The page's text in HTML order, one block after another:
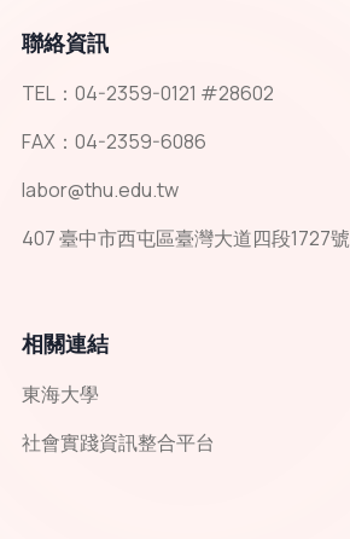
聯絡資訊
TEL：04-2359-0121 #28602
FAX：04-2359-6086
labor@thu.edu.tw
407 臺中市西屯區臺灣大道四段1727號
相關連結
東海大學
社會實踐資訊整合平台